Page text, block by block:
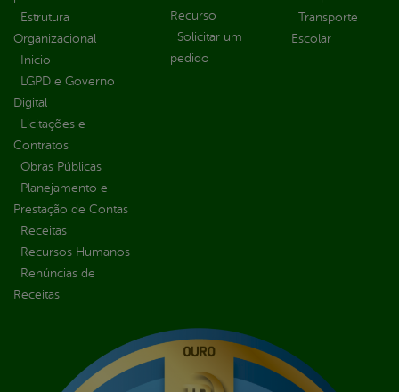
Estrutura
Organizacional
Inicio
LGPD e Governo
Digital
Licitações e
Contratos
Obras Públicas
Planejamento e
Prestação de Contas
Receitas
Recursos Humanos
Renúncias de
Receitas
Recurso
Solicitar um
pedido
Transporte
Escolar